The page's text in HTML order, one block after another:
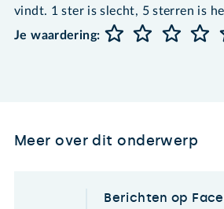
vindt. 1 ster is slecht, 5 sterren is
Je waardering:
Meer over dit onderwerp
Berichten op